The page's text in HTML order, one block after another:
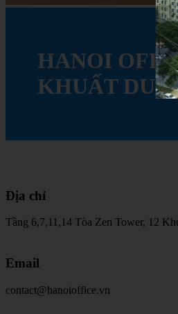
HANOI
KHUẤT DUY
Địa chỉ
Tầng 6,7,11,14 Tòa Zen Tower, 12
Email
contact@hanoioffice.vn